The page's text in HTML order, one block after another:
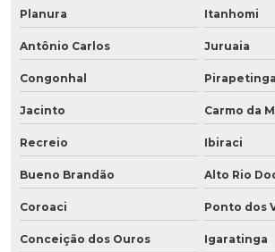
Planura Itanhomi
Antônio Carlos Juruaia
Congonhal Pirapetinga
Jacinto Carmo da
Recreio Ibiraci
Bueno Brandão Alto Rio
Coroaci Ponto dos
Conceição dos Ouros Igaratinga